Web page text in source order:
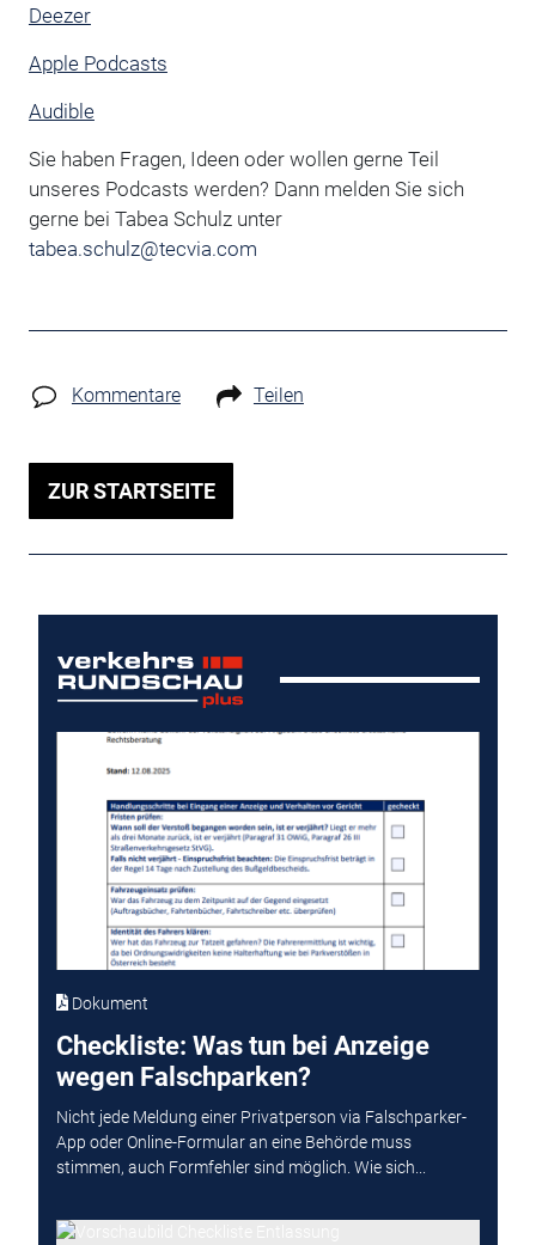
Deezer
Apple Podcasts
Audible
Sie haben Fragen, Ideen oder wollen gerne Teil
unseres Podcasts werden? Dann melden Sie sich
gerne bei Tabea Schulz unter
tabea.schulz@tecvia.com
Kommentare Teilen
ZUR STARTSEITE
Dokument
Checkliste: Was tun bei Anzeige
wegen Falschparken?
Nicht jede Meldung einer Privatperson via Falschparker-
App oder Online-Formular an eine Behörde muss
stimmen, auch Formfehler sind möglich. Wie sich...